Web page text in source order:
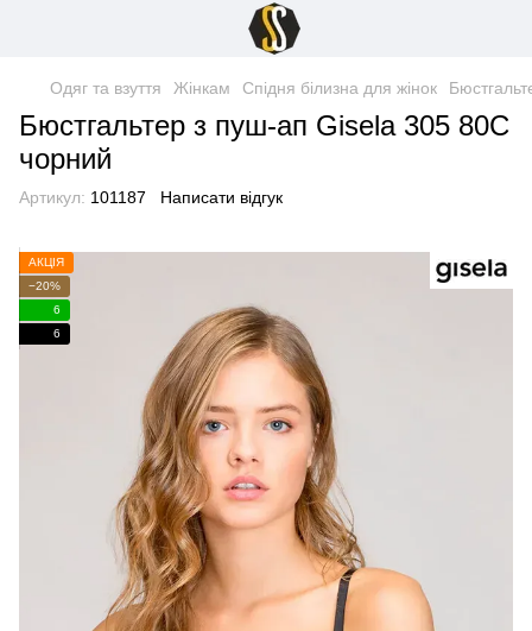
Одяг та взуття Жінкам Спідня білизна для жінок
Бюстгальтер з пуш-ап Gisela 305 80C
чорний
Артикул: 101187 Написати відгук
АКЦІЯ
−20%
6
6